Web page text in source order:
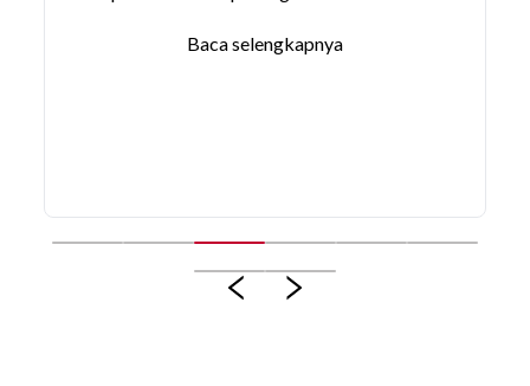
Baca selengkapnya